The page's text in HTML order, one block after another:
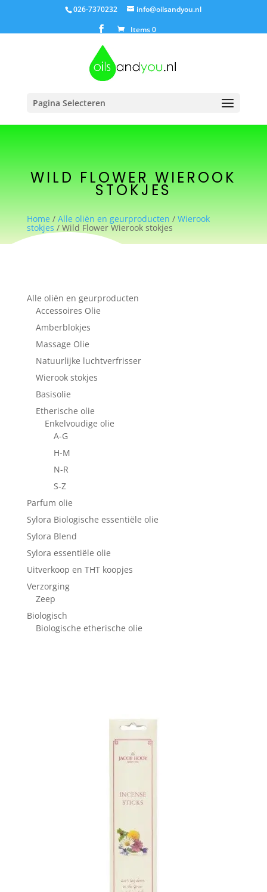
026-7370232
info@oilsandyou.nl
Items 0
Pagina Selecteren
WILD FLOWER WIEROOK
STOKJES
Home / Alle oliën en geurproducten / Wierook
stokjes / Wild Flower Wierook stokjes
Alle oliën en geurproducten
Accessoires Olie
Amberblokjes
Massage Olie
Natuurlijke luchtverfrisser
Wierook stokjes
Basisolie
Etherische olie
Enkelvoudige olie
A-G
H-M
N-R
S-Z
Parfum olie
Sylora Biologische essentiële olie
Sylora Blend
Sylora essentiële olie
Uitverkoop en THT koopjes
Verzorging
Zeep
Biologisch
Biologische etherische olie